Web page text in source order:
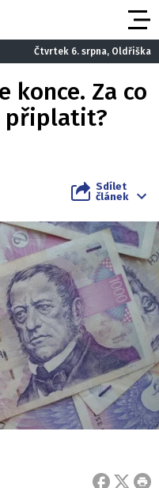
Čtvrtek 6. srpna, Oldřiška
konce. Za co
připlatit?
Sdílet
článek